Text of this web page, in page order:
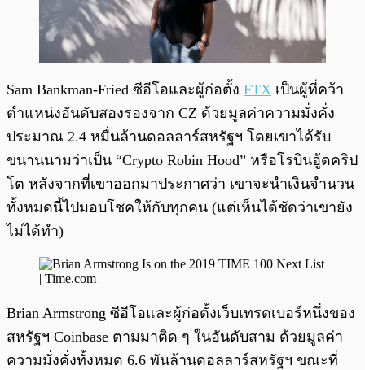
Sam Bankman-Fried ซีอีโอและผู้ก่อตั้ง FTX เป็นผู้ที่คว้า
ตำแหน่งอันดับสองรองจาก CZ ด้วยมูลค่าความมั่งคั่ง
ประมาณ 2.4 หมื่นล้านดอลลาร์สหรัฐฯ โดยเขาได้รับ
ขนานนามว่าเป็น “Crypto Robin Hood” หรือโรบินฮู้ดคริป
โต หลังจากที่เขาออกมาประกาศว่า เขาจะนำเงินจำนวน
ทั้งหมดนี้ไปมอบโชคให้กับทุกคน (แต่เห็นได้ชัดว่าเขายัง
ไม่ได้ทำ)
Brian Armstrong ซีอีโอและผู้ก่อตั้งเว็บเทรดเบอร์หนึ่งของ
สหรัฐฯ Coinbase ตามมาติด ๆ ในอันดับสาม ด้วยมูลค่า
ความมั่งคั่งทั้งหมด 6.6 พันล้านดอลลาร์สหรัฐฯ ขณะที่